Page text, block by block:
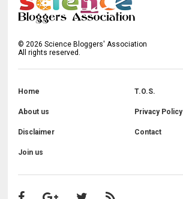
©2026 Science Bloggers' Association
All rights reserved.
Home T.O.S.
About us Privacy Policy
Disclaimer Contact
Join us